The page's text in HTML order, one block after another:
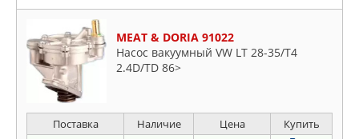
MEAT & DORIA 91022
Насос вакуумный VW LT 28-35/T4
2.4D/TD 86>
Поставка Наличие Цена Купить